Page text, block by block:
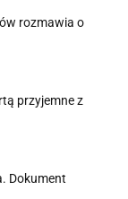
rozmawia o
przyjemne z
Dokument